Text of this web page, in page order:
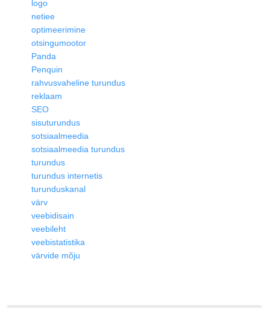
logo
netiee
optimeerimine
otsingumootor
Panda
Penquin
rahvusvaheline turundus
reklaam
SEO
sisuturundus
sotsiaalmeedia
sotsiaalmeedia turundus
turundus
turundus internetis
turunduskanal
värv
veebidisain
veebileht
veebistatistika
värvide mõju